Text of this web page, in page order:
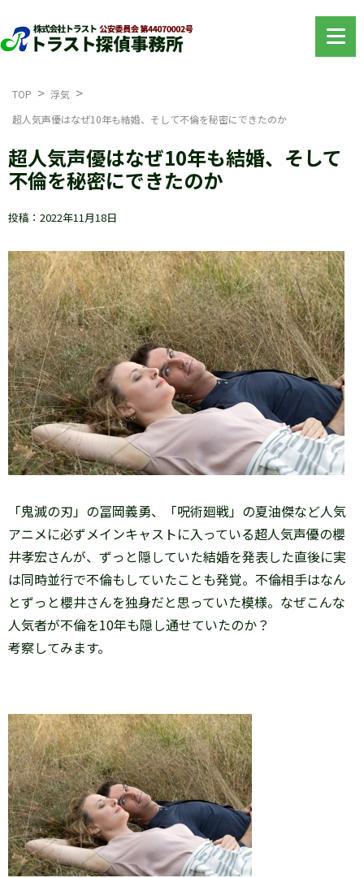
TOP
浮気
超人気声優はなぜ10年も結婚、そして不倫を秘密にできたのか
超人気声優はなぜ10年も結婚、そして
不倫を秘密にできたのか
投稿：2022年11月18日
「鬼滅の刃」の冨岡義勇、「呪術廻戦」の夏油傑など人気
アニメに必ずメインキャストに入っている超人気声優の櫻
井孝宏さんが、ずっと隠していた結婚を発表した直後に実
は同時並行で不倫もしていたことも発覚。不倫相手はなん
とずっと櫻井さんを独身だと思っていた模様。なぜこんな
人気者が不倫を10年も隠し通せていたのか？
考察してみます。